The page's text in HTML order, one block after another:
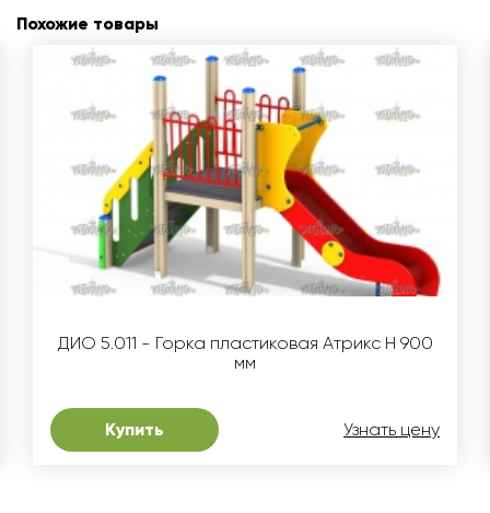
Похожие товары
ДИО 5.011 - Горка пластиковая Атрикс Н 900
мм
Купить Узнать цену